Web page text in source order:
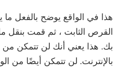
هذا في الواقع يوضح بالفعل
بك. هذا يعني أنك لن تتمكن من
بالإنترنت. لن تتمكن أيضًا من